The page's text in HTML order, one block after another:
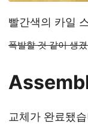
빨간색의 카일
폭발할 것 같이 생
교체가 완료됐